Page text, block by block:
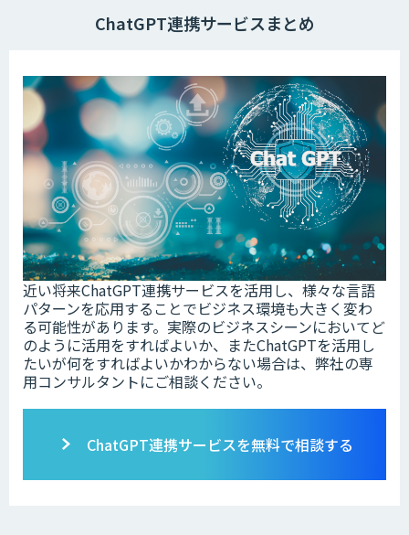
ChatGPT連携サービスまとめ
近い将来ChatGPT連携サービスを活用し、様々な言語
パターンを応用することでビジネス環境も大きく変わ
る可能性があります。実際のビジネスシーンにおいてど
のように活用をすればよいか、またChatGPTを活用し
たいが何をすればよいかわからない場合は、弊社の専
用コンサルタントにご相談ください。
ChatGPT連携サービスを無料で相談する